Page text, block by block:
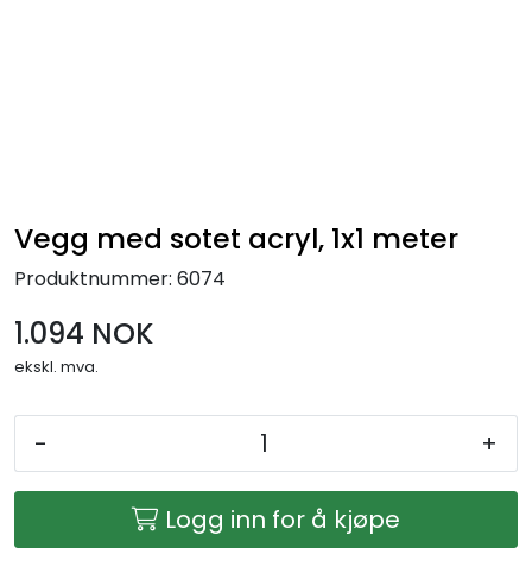
Vegg med sotet acryl, 1x1 meter
Produktnummer: 6074
1.094 NOK
ekskl. mva.
- +
Logg inn for å kjøpe
Bestill mat til standen
Foto og video